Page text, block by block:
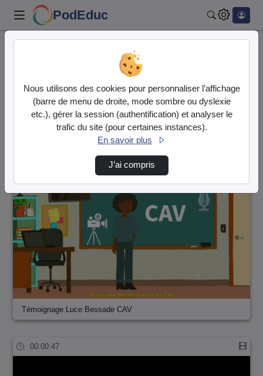
PodEduc
25 vidéos trouvées
Audio Vidéo
Direction de tri
Témoignage Luce Bessade CAV
00:00:47
Nous utilisons des cookies pour personnaliser l’affichage
(barre de menu de droite, mode sombre ou dyslexie
etc.), gérer la session (authentification) et analyser le
trafic du site (pour certaines instances).
En savoir plus
J’ai compris